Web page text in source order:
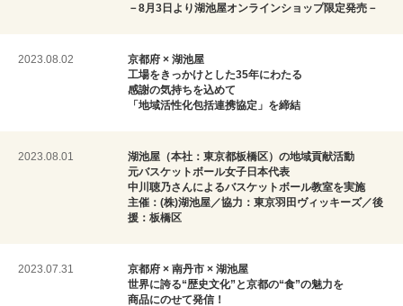
－8月3日より湖池屋オンラインショップ限定発売－
2023.08.02
京都府 × 湖池屋
工場をきっかけとした35年にわたる
感謝の気持ちを込めて
「地域活性化包括連携協定」を締結
2023.08.01
湖池屋（本社：東京都板橋区）の地域貢献活動
元バスケットボール女子日本代表
中川聴乃さんによるバスケットボール教室を実施
主催：(株)湖池屋／協力：東京羽田ヴィッキーズ／後
援：板橋区
2023.07.31
京都府 × 南丹市 × 湖池屋
世界に誇る“歴史文化”と京都の“食”の魅力を
商品にのせて発信！